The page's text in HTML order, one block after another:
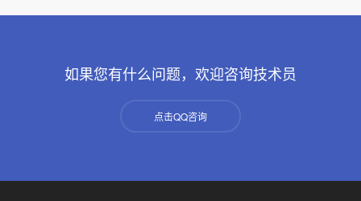
如果您有什么问题，欢迎咨询技术员
点击QQ咨询